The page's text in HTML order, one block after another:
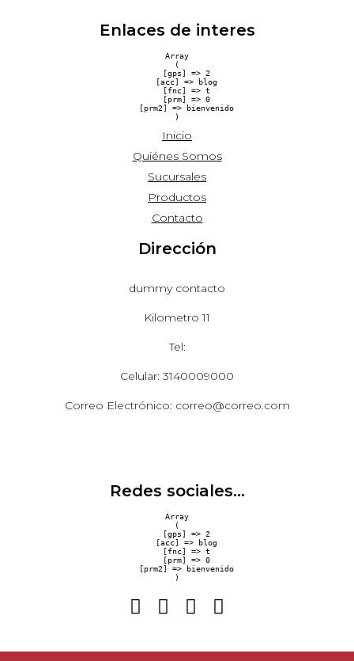
Enlaces de interes
Array
(
    [gps] => 2
    [acc] => blog
    [fnc] => t
    [prm] => 0
    [prm2] => bienvenido
Inicio
Quiénes Somos
Sucursales
Productos
Contacto
Dirección
dummy contacto
Kilometro 11
Tel:
Celular: 3140009000
Correo Electrónico: correo@correo.com
Redes sociales...
Array
(
    [gps] => 2
    [acc] => blog
    [fnc] => t
    [prm] => 0
    [prm2] => bienvenido